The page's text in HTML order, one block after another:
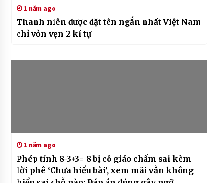
1 năm ago
Thanh niên được đặt tên ngắn nhất Việt Nam
chỉ vỏn vẹn 2 kí tự
1 năm ago
Phép tính 8-3+3= 8 bị cô giáo chấm sai kèm
lời phê ‘Chưa hiểu bài’, xem mãi vẫn không